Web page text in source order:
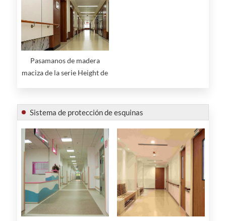
Pasamanos de madera
maciza de la serie Height de
Sistema de protección de esquinas